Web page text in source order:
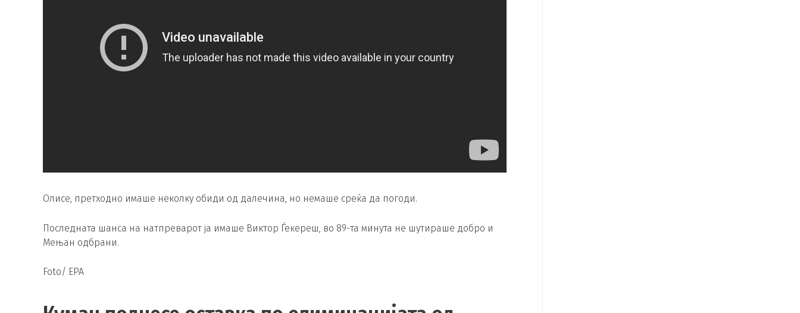
Олисе, претходно имаше неколку обиди од далечина, но немаше среќа да погоди.
Последната шанса на натпреварот ја имаше Виктор Ѓекереш, во 89-та минута не шутираше добро и
Мењан одбрани.
Foto/ EPA